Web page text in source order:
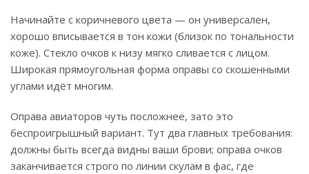
Начинайте с коричневого цвета — он универсален,
хорошо вписывается в тон кожи (близок по тональности
коже). Стекло очков к низу мягко сливается с лицом.
Широкая прямоугольная форма оправы со скошенными
углами идёт многим.
Оправа авиаторов чуть посложнее, зато это
беспроигрышный вариант. Тут два главных требования:
должны быть всегда видны ваши брови; оправа очков
заканчивается строго по линии скулам в фас, где